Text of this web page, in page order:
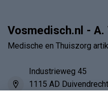
Vosmedisch.nl - A.
Medische en Thuiszorg
Industrieweg 45
1115 AD Duivendrecht